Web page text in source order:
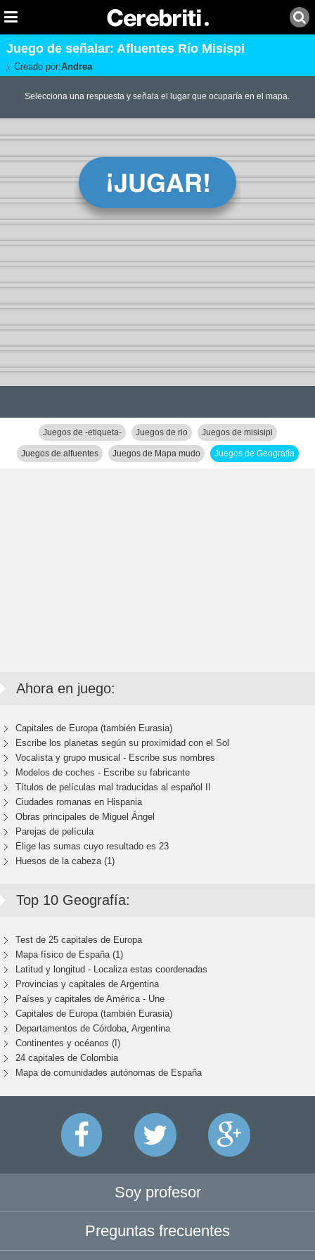
Juego de señalar: Afluentes Río Misispi
Creado por:Andrea
Selecciona una respuesta y señala el lugar que ocuparía en el mapa.
Juegos de -etiqueta- Juegos de rio Juegos de misisipi
Juegos de alfuentes Juegos de Mapa mudo Juegos de Geografía
Ahora en juego:
Capitales de Europa (también Eurasia)
Escribe los planetas según su proximidad con el Sol
Vocalista y grupo musical - Escribe sus nombres
Modelos de coches - Escribe su fabricante
Títulos de películas mal traducidas al español II
Ciudades romanas en Hispania
Obras principales de Miguel Ángel
Parejas de película
Elige las sumas cuyo resultado es 23
Huesos de la cabeza (1)
Top 10 Geografía:
Test de 25 capitales de Europa
Mapa físico de España (1)
Latitud y longitud - Localiza estas coordenadas
Provincias y capitales de Argentina
Países y capitales de América - Une
Capitales de Europa (también Eurasia)
Departamentos de Córdoba, Argentina
Continentes y océanos (I)
24 capitales de Colombia
Mapa de comunidades autónomas de España
Soy profesor
Preguntas frecuentes